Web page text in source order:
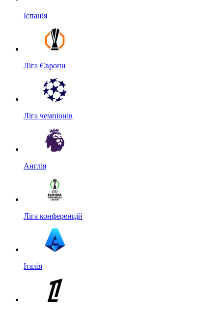
Іспанія
Ліга Європи
Ліга чемпіонів
Англія
Ліга конференцій
Італія